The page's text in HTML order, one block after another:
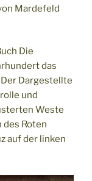
Mardefeld
Die
das
Dargestellte
und
Weste
Roten
auf der linken